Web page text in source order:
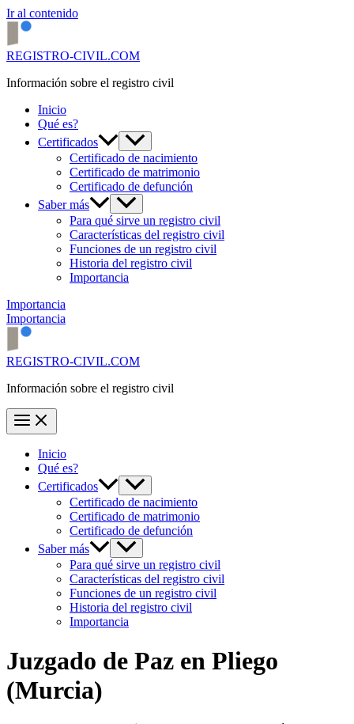
Ir al contenido
REGISTRO-CIVIL.COM
Información sobre el registro civil
Inicio
Qué es?
Certificados
Certificado de nacimiento
Certificado de matrimonio
Certificado de defunción
Saber más
Para qué sirve un registro civil
Características del registro civil
Funciones de un registro civil
Historia del registro civil
Importancia
Importancia
Importancia
REGISTRO-CIVIL.COM
Información sobre el registro civil
Inicio
Qué es?
Certificados
Certificado de nacimiento
Certificado de matrimonio
Certificado de defunción
Saber más
Para qué sirve un registro civil
Características del registro civil
Funciones de un registro civil
Historia del registro civil
Importancia
Juzgado de Paz en Pliego
(Murcia)